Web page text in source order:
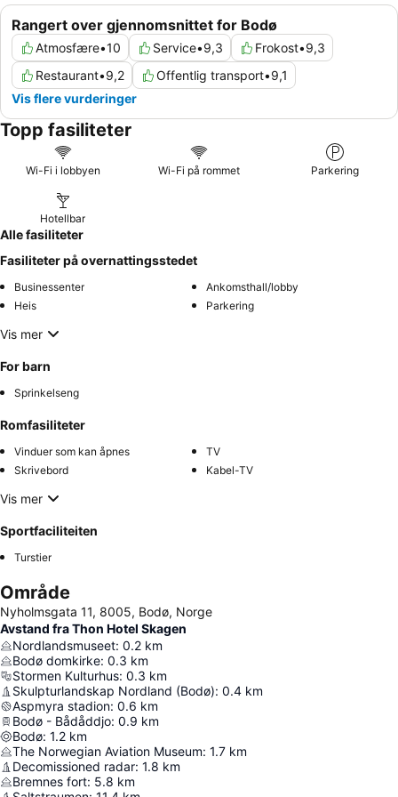
Rangert over gjennomsnittet for Bodø
Atmosfære•10 Service•9,3 Frokost•9,3
Restaurant•9,2 Offentlig transport•9,1
Vis flere vurderinger
Topp fasiliteter
Wi-Fi i lobbyen Wi-Fi på rommet Parkering
Hotellbar
Alle fasiliteter
Fasiliteter på overnattingsstedet
Businessenter
Ankomsthall/lobby
Heis
Parkering
Vis mer
For barn
Sprinkelseng
Romfasiliteter
Vinduer som kan åpnes
TV
Skrivebord
Kabel-TV
Vis mer
Sportfaciliteiten
Turstier
Område
Nyholmsgata 11, 8005, Bodø, Norge
Avstand fra Thon Hotel Skagen
Nordlandsmuseet: 0.2 km
Bodø domkirke: 0.3 km
Stormen Kulturhus: 0.3 km
Skulpturlandskap Nordland (Bodø): 0.4 km
Aspmyra stadion: 0.6 km
Bodø - Bådåddjo: 0.9 km
Bodø: 1.2 km
The Norwegian Aviation Museum: 1.7 km
Decomissioned radar: 1.8 km
Bremnes fort: 5.8 km